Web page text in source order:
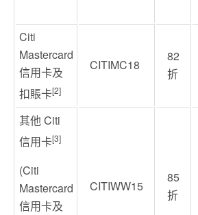
Citi
Mastercard
信用卡及
扣賬卡[2]
CITIMC18
82
折
其他 Citi
信用卡[3]
(Citi
Mastercard
信用卡及
CITIWW15
85
折